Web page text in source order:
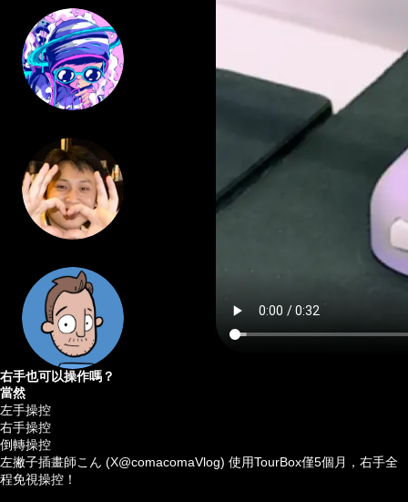
右手也可以操作嗎？
當然
左手操控
右手操控
倒轉操控
左撇子插畫師こん (X@comacomaVlog) 使用TourBox僅5個月，右手全
程免視操控！